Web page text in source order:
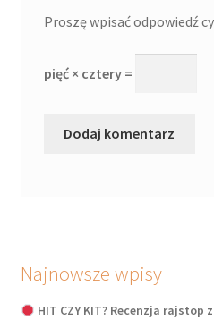
Proszę wpisać odpowiedź
pięć × cztery =
Najnowsze wpisy
HIT CZY KIT? Recenzja rajstop